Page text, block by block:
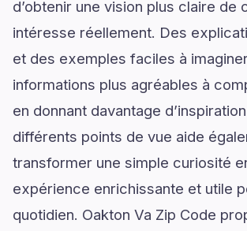
d’obtenir une vision plus claire de
intéresse réellement. Des
et des exemples faciles à
informations plus agréables à
en donnant davantage
différents points de vue aide
transformer une simple curiosité
expérience enrichissante et utile
quotidien. Oakton Va Zip Code